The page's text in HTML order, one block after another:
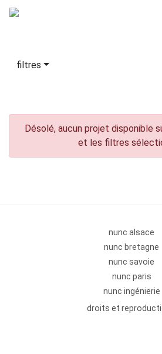
filtres
Désolé, aucun projet disponible
et les filtres
nunc alsace
nunc bretagne
nunc savoie
nunc paris
nunc ingénierie
droits et